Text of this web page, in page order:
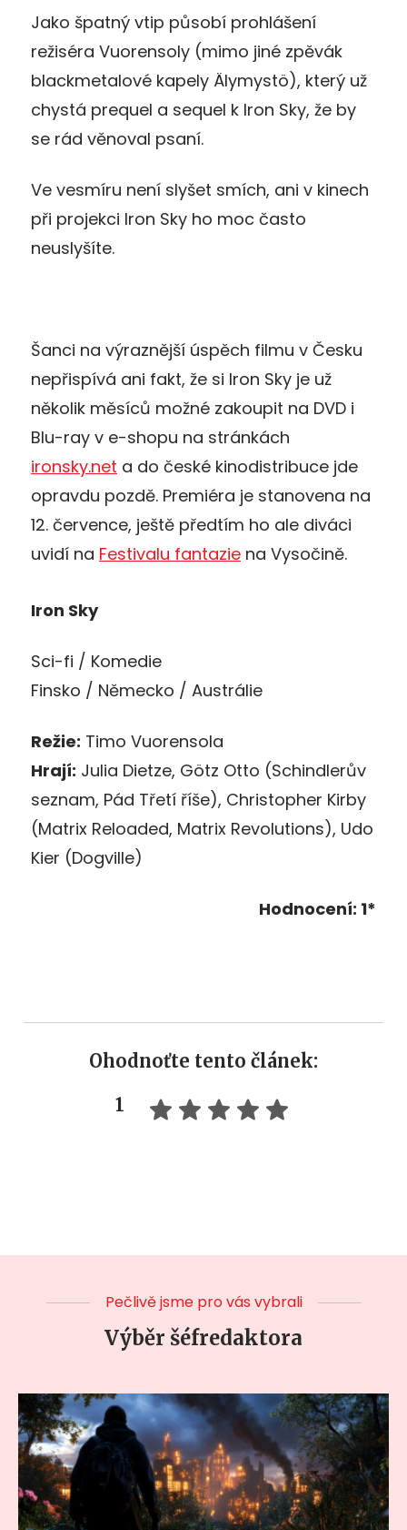
Jako špatný vtip působí prohlášení
režiséra Vuorensoly (mimo jiné zpěvák
blackmetalové kapely Älymystö), který už
chystá prequel a sequel k Iron Sky, že by
se rád věnoval psaní.
Ve vesmíru není slyšet smích, ani v kinech
při projekci Iron Sky ho moc často
neuslyšíte.
Šanci na výraznější úspěch filmu v Česku
nepřispívá ani fakt, že si Iron Sky je už
několik měsíců možné zakoupit na DVD i
Blu-ray v e-shopu na stránkách
ironsky.net a do české kinodistribuce jde
opravdu pozdě. Premiéra je stanovena na
12. července, ještě předtím ho ale diváci
uvidí na Festivalu fantazie na Vysočině.
Iron Sky
Sci-fi / Komedie
Finsko / Německo / Austrálie
Režie: Timo Vuorensola
Hrají: Julia Dietze, Götz Otto (Schindlerův
seznam, Pád Třetí říše), Christopher Kirby
(Matrix Reloaded, Matrix Revolutions), Udo
Kier (Dogville)
Hodnocení: 1*
Ohodnoťte tento článek:
1
Pečlivě jsme pro vás vybrali
Výběr šéfredaktora